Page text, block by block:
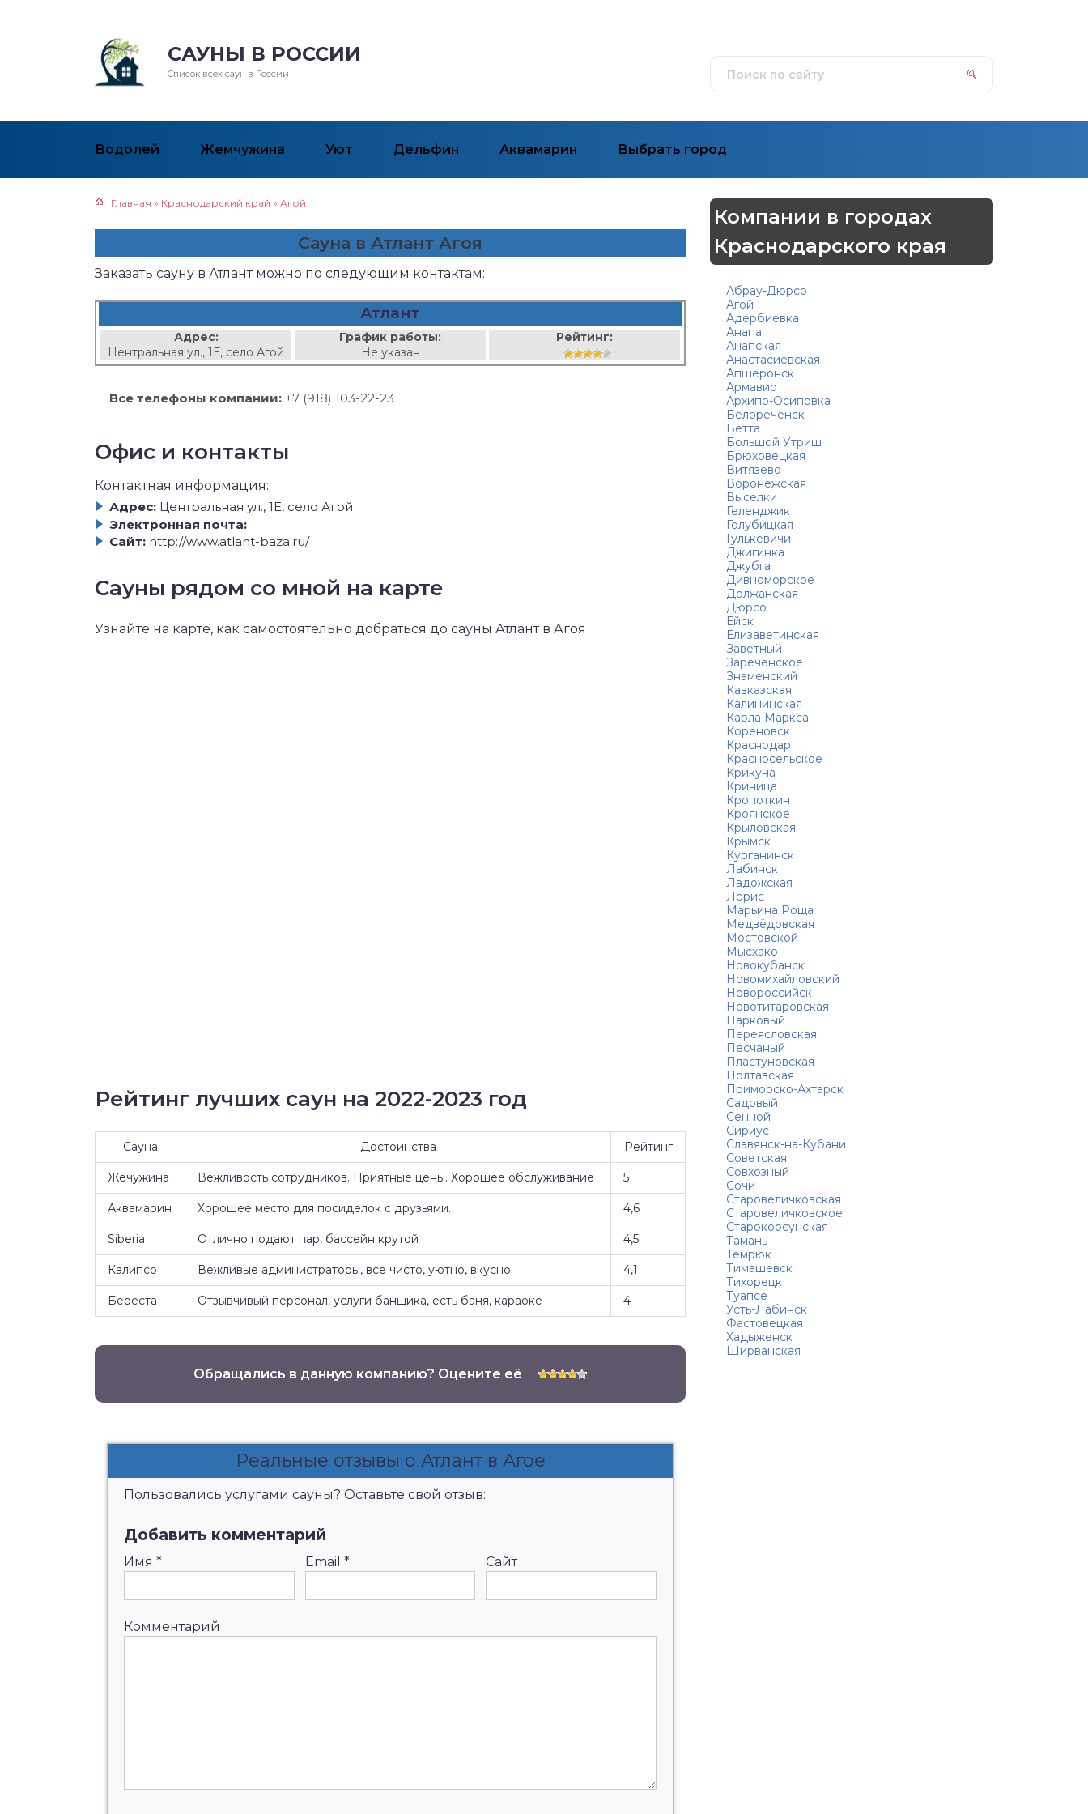
САУНЫ В РОССИИ
Список всех саун в России
Водолей Жемчужина Уют Дельфин Аквамарин Выбрать город
Главная » Краснодарский край » Агой
Сауна в Атлант Агоя
Заказать сауну в Атлант можно по следующим контактам:
Атлант
Адрес:
Центральная ул., 1Е, село Агой
График работы:
Не указан
Рейтинг:
Все телефоны компании: +7 (918) 103-22-23
Офис и контакты
Контактная информация:
Адрес: Центральная ул., 1Е, село Агой
Электронная почта:
Сайт: http://www.atlant-baza.ru/
Сауны рядом со мной на карте
Узнайте на карте, как самостоятельно добраться до сауны Атлант в Агоя
Рейтинг лучших саун на 2022-2023 год
Сауна Достоинства Рейтинг
Жечужина Вежливость сотрудников. Приятные цены. Хорошее обслуживание 5
Аквамарин Хорошее место для посиделок с друзьями. 4,6
Siberia Отлично подают пар, бассейн крутой 4,5
Калипсо Вежливые администраторы, все чисто, уютно, вкусно 4,1
Береста Отзывчивый персонал, услуги банщика, есть баня, караоке 4
Обращались в данную компанию? Оцените её
Реальные отзывы о Атлант в Агое
Пользовались услугами сауны? Оставьте свой отзыв:
Добавить комментарий
Имя * Email * Сайт
Комментарий
Компании в городах
Краснодарского края
Абрау-Дюрсо
Агой
Адербиевка
Анапа
Анапская
Анастасиевская
Апшеронск
Армавир
Архипо-Осиповка
Белореченск
Бетта
Большой Утриш
Брюховецкая
Витязево
Воронежская
Выселки
Геленджик
Голубицкая
Гулькевичи
Джигинка
Джубга
Дивноморское
Должанская
Дюрсо
Ейск
Елизаветинская
Заветный
Зареченское
Знаменский
Кавказская
Калининская
Карла Маркса
Кореновск
Краснодар
Красносельское
Крикуна
Криница
Кропоткин
Кроянское
Крыловская
Крымск
Курганинск
Лабинск
Ладожская
Лорис
Марьина Роща
Медвёдовская
Мостовской
Мысхако
Новокубанск
Новомихайловский
Новороссийск
Новотитаровская
Парковый
Переясловская
Песчаный
Пластуновская
Полтавская
Приморско-Ахтарск
Садовый
Сенной
Сириус
Славянск-на-Кубани
Советская
Совхозный
Сочи
Старовеличковская
Старовеличковское
Старокорсунская
Тамань
Темрюк
Тимашевск
Тихорецк
Туапсе
Усть-Лабинск
Фастовецкая
Хадыженск
Ширванская